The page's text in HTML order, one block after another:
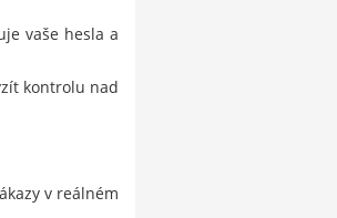
vaše hesla a
kontrolu nad
v reálném